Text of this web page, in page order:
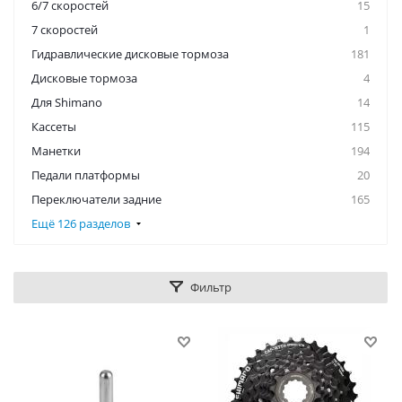
6/7 скоростей
15
7 скоростей
1
Гидравлические дисковые тормоза
181
Дисковые тормоза
4
Для Shimano
14
Кассеты
115
Манетки
194
Педали платформы
20
Переключатели задние
165
Ещё 126 разделов
Фильтр